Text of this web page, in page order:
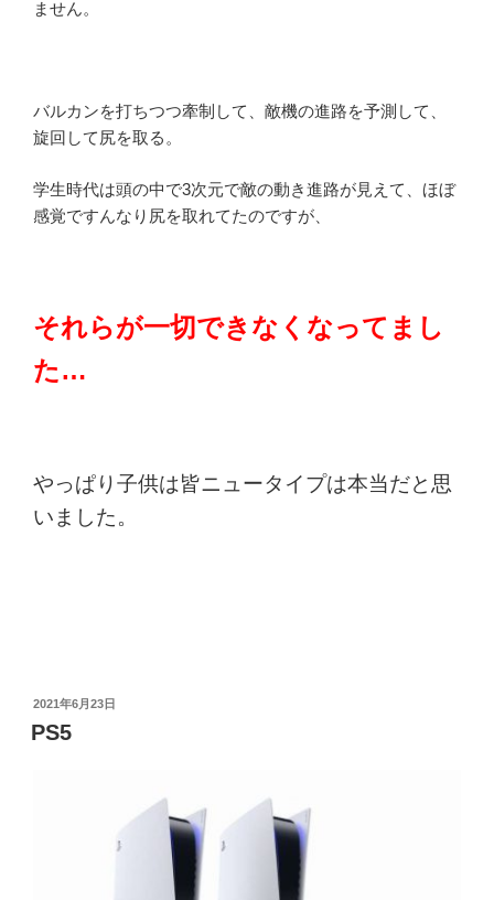
ません。
バルカンを打ちつつ牽制して、敵機の進路を予測して、
旋回して尻を取る。
学生時代は頭の中で3次元で敵の動き進路が見えて、ほぼ
感覚ですんなり尻を取れてたのですが、
それらが一切できなくなってまし
た…
やっぱり子供は皆ニュータイプは本当だと思
いました。
投
稿
日:
2021年6月23日
PS5